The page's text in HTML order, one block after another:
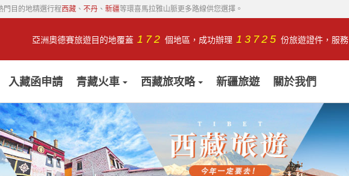
門目的地精選行程西藏 、 不丹 、 新疆等環喜馬拉雅山脈更多路線供您選擇。
亞洲奧德賽旅遊目的地覆蓋 172 個地區，成功辦理 13725 份旅遊證件，服務
入藏函申請 青藏火車 西藏旅攻略 新疆旅遊 關於我們